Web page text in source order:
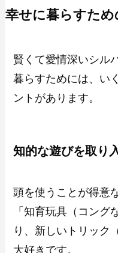
幸せに暮らすた
賢くて愛情深いシル
暮らすためには、い
ントがあります。
知的な遊びを取り
頭を使うことが得意
「知育玩具（コング
り、新しいトリック
大好きです。